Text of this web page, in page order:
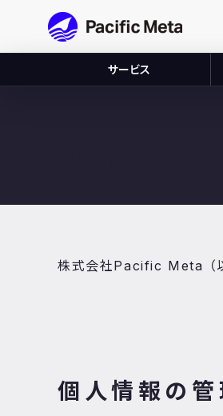
サービス
株式会社Pacific Meta （以
個人情報の管